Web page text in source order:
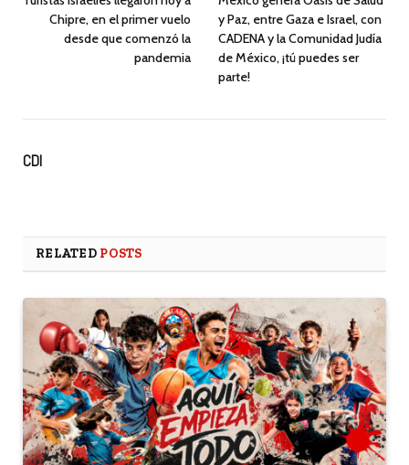
Chipre, en el primer vuelo
desde que comenzó la
pandemia
y Paz, entre Gaza e Israel, con
CADENA y la Comunidad Judía
de México, ¡tú puedes ser
parte!
CDI
RELATED POSTS